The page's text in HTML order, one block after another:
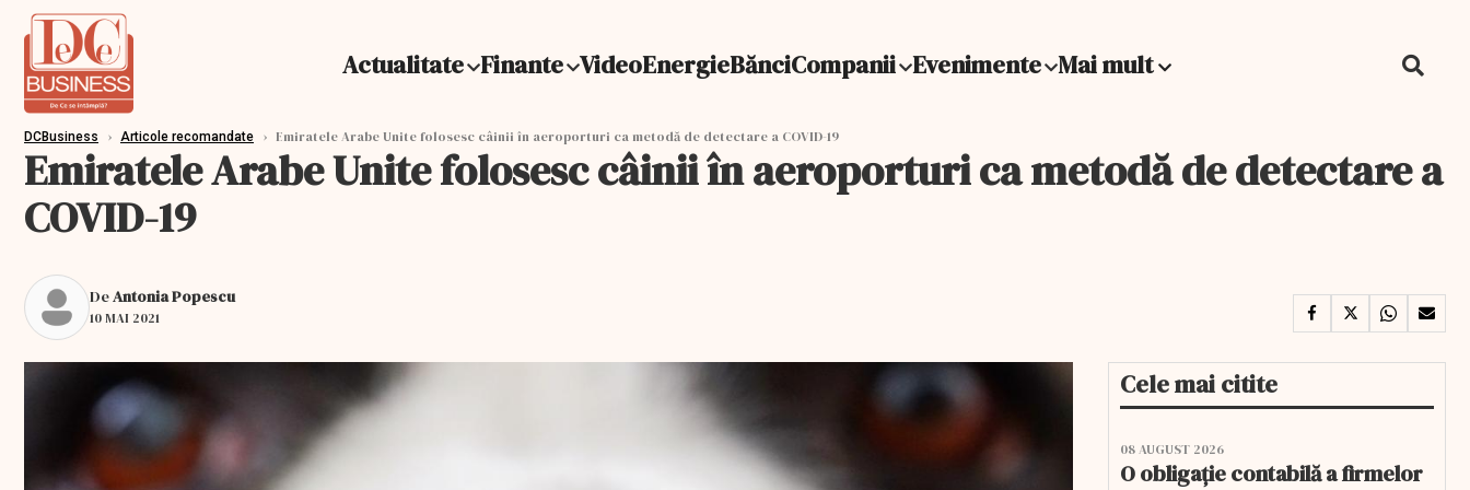
Actualitate Finante VideoEnergieBănciCompanii Evenimente Mai mult
DCBusiness › Articole recomandate › Emiratele Arabe Unite folosesc câinii în aeroporturi ca metodă de detectare a COVID-19
Emiratele Arabe Unite folosesc câinii în aeroporturi ca metodă de detectare a
COVID-19
DeAntonia Popescu
10 MAI 2021
Cele mai citite
08 AUGUST 2026
O obligație contabilă a firmelor